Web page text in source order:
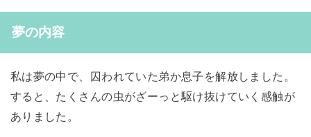
夢の内容
私は夢の中で、囚われていた弟か息子を解放しました。
すると、たくさんの虫がざーっと駆け抜けていく感触が
ありました。